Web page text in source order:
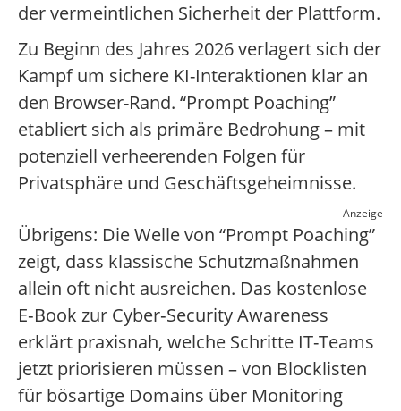
der vermeintlichen Sicherheit der Plattform.
Zu Beginn des Jahres 2026 verlagert sich der
Kampf um sichere KI-Interaktionen klar an
den Browser-Rand. “Prompt Poaching”
etabliert sich als primäre Bedrohung – mit
potenziell verheerenden Folgen für
Privatsphäre und Geschäftsgeheimnisse.
Anzeige
Übrigens: Die Welle von “Prompt Poaching”
zeigt, dass klassische Schutzmaßnahmen
allein oft nicht ausreichen. Das kostenlose
E‑Book zur Cyber‑Security Awareness
erklärt praxisnah, welche Schritte IT-Teams
jetzt priorisieren müssen – von Blocklisten
für bösartige Domains über Monitoring